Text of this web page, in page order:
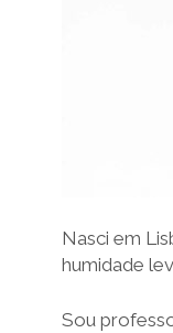
Nasci em
humidade
Sou